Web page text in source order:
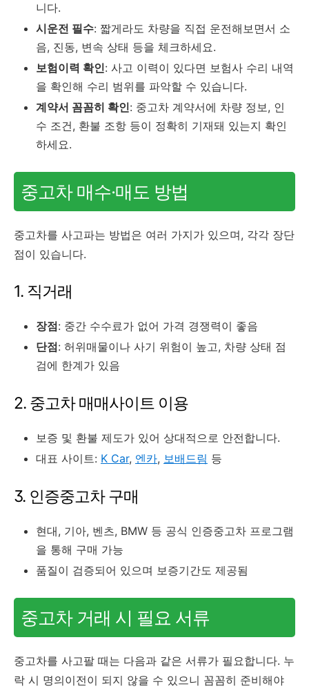
니다.
시운전 필수: 짧게라도 차량을 직접 운전해보면서 소
음, 진동, 변속 상태 등을 체크하세요.
보험이력 확인: 사고 이력이 있다면 보험사 수리 내역
을 확인해 수리 범위를 파악할 수 있습니다.
계약서 꼼꼼히 확인: 중고차 계약서에 차량 정보, 인
수 조건, 환불 조항 등이 정확히 기재돼 있는지 확인
하세요.
중고차 매수·매도 방법
중고차를 사고파는 방법은 여러 가지가 있으며, 각각 장단
점이 있습니다.
1. 직거래
장점: 중간 수수료가 없어 가격 경쟁력이 좋음
단점: 허위매물이나 사기 위험이 높고, 차량 상태 점
검에 한계가 있음
2. 중고차 매매사이트 이용
보증 및 환불 제도가 있어 상대적으로 안전합니다.
대표 사이트: K Car, 엔카, 보배드림 등
3. 인증중고차 구매
현대, 기아, 벤츠, BMW 등 공식 인증중고차 프로그램
을 통해 구매 가능
품질이 검증되어 있으며 보증기간도 제공됨
중고차 거래 시 필요 서류
중고차를 사고팔 때는 다음과 같은 서류가 필요합니다. 누
락 시 명의이전이 되지 않을 수 있으니 꼼꼼히 준비해야